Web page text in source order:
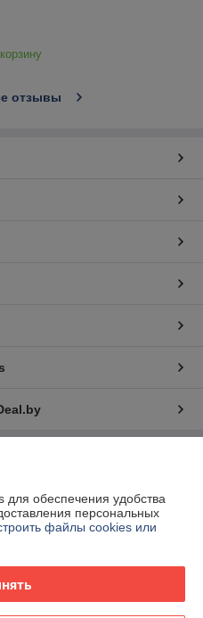
отзывы
163-11
обеспечения удобства
персональных
файлы cookies или